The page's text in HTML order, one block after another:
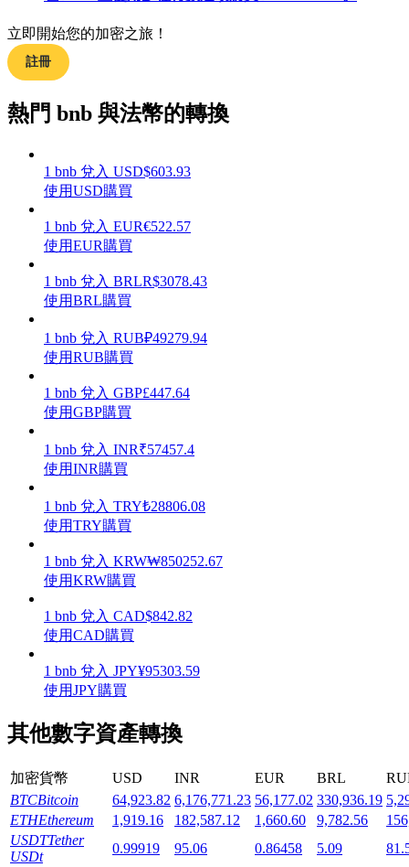
理財
增值寶
機槍池
Launchpool
活期質押獲得熱門資產
立即開始您的加密之旅！
註冊
熱門 bnb 與法幣的轉換
1 bnb 兌入 USD$603.93
使用USD購買
1 bnb 兌入 EUR€522.57
使用EUR購買
1 bnb 兌入 BRLR$3078.43
使用BRL購買
1 bnb 兌入 RUB₽49279.94
使用RUB購買
1 bnb 兌入 GBP£447.64
使用GBP購買
1 bnb 兌入 INR₹57457.4
使用INR購買
1 bnb 兌入 TRY₺28806.08
使用TRY購買
1 bnb 兌入 KRW₩850252.67
使用KRW購買
1 bnb 兌入 CAD$842.82
使用CAD購買
1 bnb 兌入 JPY¥95303.59
使用JPY購買
其他數字資產轉換
加密貨幣 USD INR EUR BRL
BTCBitcoin 64,923.82 6,176,771.23 56,177.02 330,936.19
ETHEthereum 1,919.16 182,587.12 1,660.60 9,782.56
USDTTether
USDt
0.99919 95.06 0.86458 5.09